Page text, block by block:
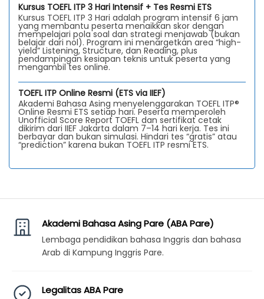
Kursus TOEFL ITP 3 Hari Intensif + Tes Resmi ETS
Kursus TOEFL ITP 3 Hari adalah program intensif 6 jam
yang membantu peserta menaikkan skor dengan
mempelajari pola soal dan strategi menjawab (bukan
belajar dari nol). Program ini menargetkan area “high-
yield” Listening, Structure, dan Reading, plus
pendampingan kesiapan teknis untuk peserta yang
mengambil tes online.
TOEFL ITP Online Resmi (ETS via IIEF)
Akademi Bahasa Asing menyelenggarakan TOEFL ITP®
Online Resmi ETS setiap hari. Peserta memperoleh
Unofficial Score Report TOEFL dan sertifikat cetak
dikirim dari IIEF Jakarta dalam 7–14 hari kerja. Tes ini
berbayar dan bukan simulasi. Hindari tes “gratis” atau
“prediction” karena bukan TOEFL ITP resmi ETS.
Akademi Bahasa Asing Pare (ABA Pare)
Lembaga pendidikan bahasa Inggris dan bahasa
Arab di Kampung Inggris Pare.
Legalitas ABA Pare